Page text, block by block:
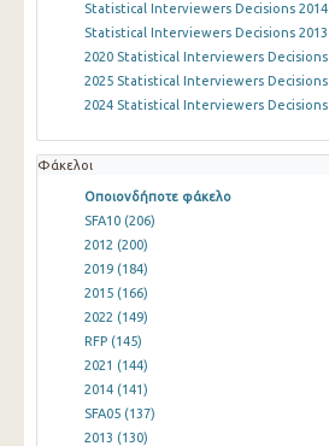
Statistical Interviewers Decisions 2014
Statistical Interviewers Decisions 2013
2020 Statistical Interviewers Decisions
2025 Statistical Interviewers Decisions
2024 Statistical Interviewers Decisions
Φάκελοι
Οποιονδήποτε φάκελο
SFA10 (206)
2012 (200)
2019 (184)
2015 (166)
2022 (149)
RFP (145)
2021 (144)
2014 (141)
SFA05 (137)
2013 (130)